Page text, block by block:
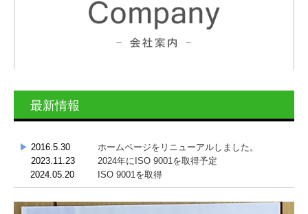
最新情報
▶ 2016.5.30
2023.11.23
2024.05.20
ホームページをリニューアルしました。
2024年にISO 9001を取得予定
ISO 9001を取得